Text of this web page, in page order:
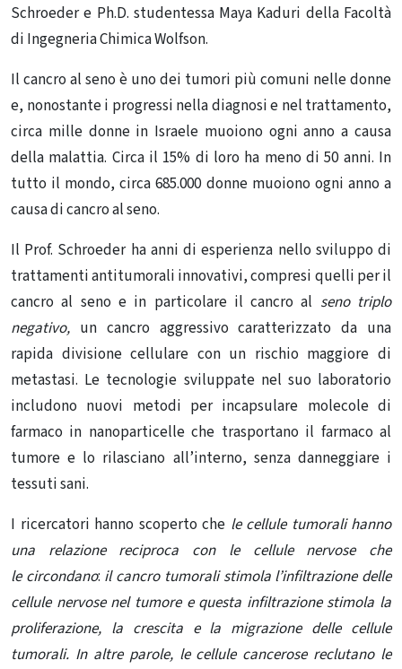
Schroeder e Ph.D. studentessa Maya Kaduri della Facoltà
di Ingegneria Chimica Wolfson.
Il cancro al seno è uno dei tumori più comuni nelle donne
e, nonostante i progressi nella diagnosi e nel trattamento,
circa mille donne in Israele muoiono ogni anno a causa
della malattia. Circa il 15% di loro ha meno di 50 anni. In
tutto il mondo, circa 685.000 donne muoiono ogni anno a
causa dicancro al seno.
Il Prof. Schroeder ha anni di esperienza nello sviluppo di
trattamenti antitumorali innovativi, compresi quelli per il
cancro al seno e in particolare il cancro al seno triplo
negativo, un cancro aggressivo caratterizzato da una
rapida divisione cellulare con un rischio maggiore di
metastasi. Le tecnologie sviluppate nel suo laboratorio
includono nuovi metodi per incapsulare molecole di
farmaco in nanoparticelle che trasportano il farmaco al
tumore e lo rilasciano all’interno, senza danneggiare i
tessuti sani.
I ricercatori hanno scoperto che le cellule tumorali hanno
una relazione reciproca con le cellule nervose che
lecircondano: il cancrotumorali stimola l’infiltrazione delle
cellule nervose nel tumore e questa infiltrazione stimola la
proliferazione, la crescita e la migrazione delle cellule
tumorali. In altre parole, le cellule cancerose reclutano le